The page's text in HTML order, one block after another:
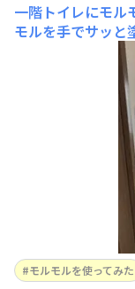
一階トイレにモル
モルを手でサッと
せるよに塗りま
😎色はコットン
かったのでお取
タル調の壁紙を
モルモルを使ってみた